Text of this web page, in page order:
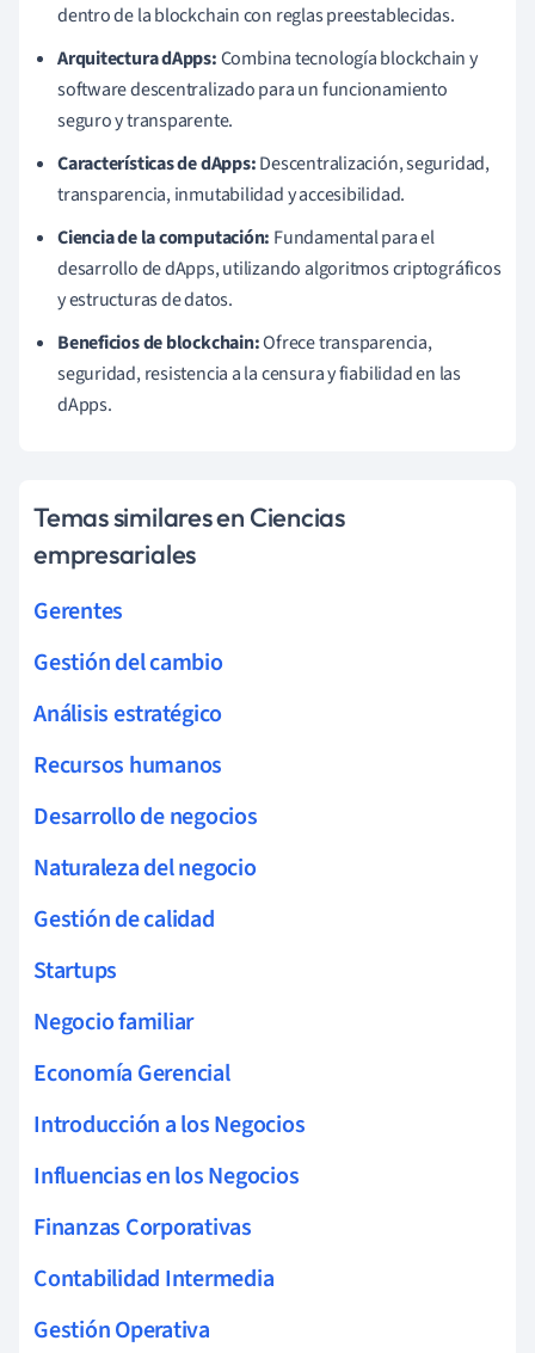
dentro de la blockchain con reglas preestablecidas.
Arquitectura dApps:Combina tecnología blockchain y
software descentralizado para un funcionamiento
seguro y transparente.
Características de dApps:Descentralización, seguridad,
transparencia, inmutabilidad y accesibilidad.
Ciencia de la computación: Fundamental para el
desarrollo de dApps, utilizando algoritmos criptográficos
y estructuras de datos.
Beneficios de blockchain:Ofrece transparencia,
seguridad, resistencia a la censura y fiabilidad en las
dApps.
Temas similares en Ciencias
empresariales
Gerentes
Gestión del cambio
Análisis estratégico
Recursos humanos
Desarrollo de negocios
Naturaleza del negocio
Gestión de calidad
Startups
Negocio familiar
Economía Gerencial
Introducción a los Negocios
Influencias en los Negocios
Finanzas Corporativas
Contabilidad Intermedia
Gestión Operativa